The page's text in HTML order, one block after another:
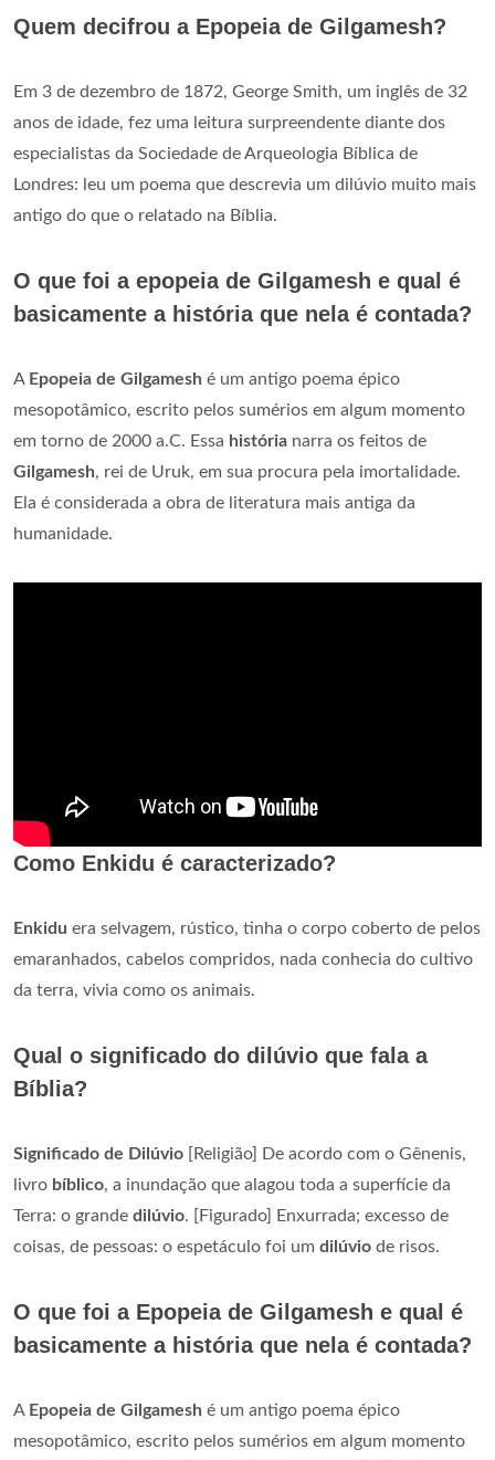
Quem decifrou a Epopeia de Gilgamesh?
Em 3 de dezembro de 1872, George Smith, um inglês de 32
anos de idade, fez uma leitura surpreendente diante dos
especialistas da Sociedade de Arqueologia Bíblica de
Londres: leu um poema que descrevia um dilúvio muito mais
antigo do que o relatado na Bíblia.
O que foi a epopeia de Gilgamesh e qual é
basicamente a história que nela é contada?
A Epopeia de Gilgamesh é um antigo poema épico
mesopotâmico, escrito pelos sumérios em algum momento
em torno de 2000 a.C. Essa história narra os feitos de
Gilgamesh, rei de Uruk, em sua procura pela imortalidade.
Ela é considerada a obra de literatura mais antiga da
humanidade.
Como Enkidu é caracterizado?
Enkidu era selvagem, rústico, tinha o corpo coberto de pelos
emaranhados, cabelos compridos, nada conhecia do cultivo
da terra, vivia como os animais.
Qual o significado do dilúvio que fala a
Bíblia?
Significado de Dilúvio [Religião] De acordo com o Gênenis,
livro bíblico, a inundação que alagou toda a superfície da
Terra: o grande dilúvio. [Figurado] Enxurrada; excesso de
coisas, de pessoas: o espetáculo foi um dilúvio de risos.
O que foi a Epopeia de Gilgamesh e qual é
basicamente a história que nela é contada?
A Epopeia de Gilgamesh é um antigo poema épico
mesopotâmico, escrito pelos sumérios em algum momento